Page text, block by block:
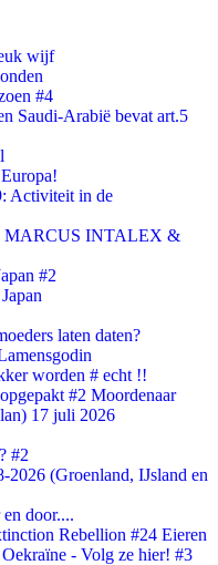
wijf
#4
Saudi-Arabië bevat art.5
Activiteit in de
MARCUS INTALEX &
#2
laten daten?
worden # echt !!
#2 Moordenaar
17 juli 2026
#2
2026 (Groenland, IJsland en
door....
Rebellion #24 Eieren
- Volg ze hier! #3